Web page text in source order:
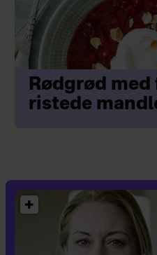
Rødgrød med
ristede